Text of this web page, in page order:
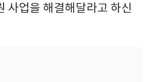
사업을 해결해달라고 하신